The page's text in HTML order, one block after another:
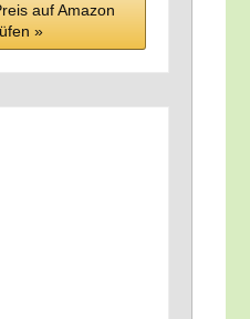
auf Ama­zon
»